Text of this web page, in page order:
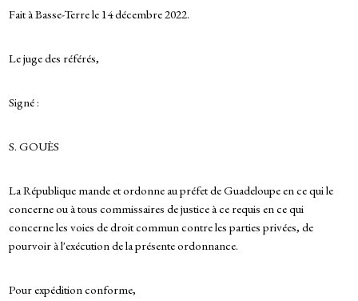
Fait à Basse-Terre le 14 décembre 2022.
Le juge des référés,
Signé :
S. GOUÈS
La République mande et ordonne au préfet de Guadeloupe en ce qui le
concerne ou à tous commissaires de justice à ce requis en ce qui
concerne les voies de droit commun contre les parties privées, de
pourvoir à l'exécution de la présente ordonnance.
Pour expédition conforme,